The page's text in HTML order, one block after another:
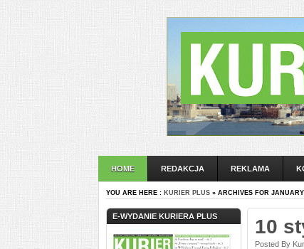
HOME REDAKCJA REKLAMA
YOU ARE HERE : KURIER PLUS » ARCHIVES FOR
E-WYDANIE KURIERA PLUS 10
Posted By